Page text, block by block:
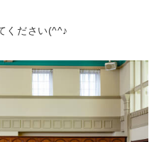
ください(^^♪